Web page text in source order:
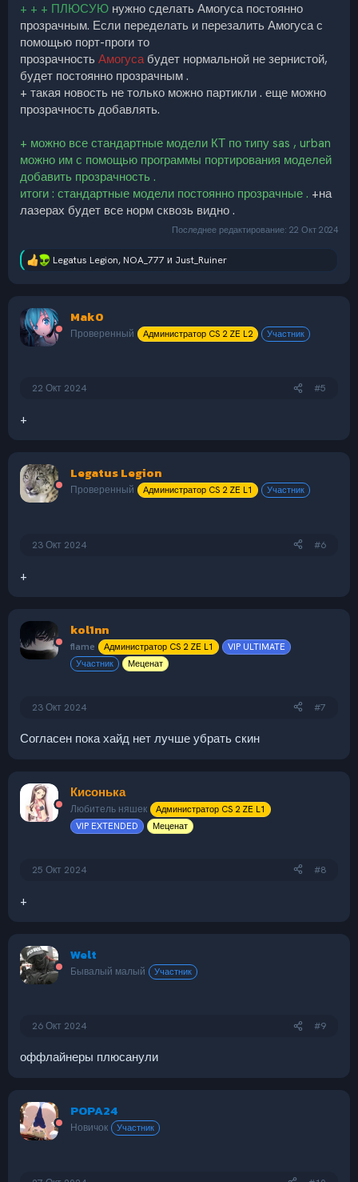
+ + + ПЛЮСУЮ нужно сделать Амогуса постоянно
прозрачным. Если переделать и перезалить Амогуса с
помощью порт-проги то
прозрачность Амогусабудет нормальной не зернистой,
будет постоянно прозрачным .
+ такая новость не только можно партикли . еще можно
прозрачность добавлять.
+ можно все стандартные модели КТ по типу sas , urban
можно им с помощью программы портирования моделей
добавить прозрачность .
итоги : стандартные модели постоянно прозрачные . +на
лазерах будет все норм сквозь видно .
Последнее редактирование: 22 Окт 2024
Р
ц
и
и
Legatus Legion, NOA_777 и Just_Ruiner
Mak0
Проверенный Администратор CS 2 ZE L2 Участник
22 Окт 2024 #5
+
Legatus Legion
Проверенный Администратор CS 2 ZE L1 Участник
23 Окт 2024 #6
+
kol1nn
flame Администратор CS 2 ZE L1
VIP ULTIMATE
Участник
Меценат
23 Окт 2024 #7
Согласен пока хайд нет лучше убрать скин
Кисонька
Любитель няшек
Администратор CS 2 ZE L1
VIP EXTENDED
Меценат
25 Окт 2024 #8
+
Welt
Бывалый малый Участник
26 Окт 2024 #9
оффлайнеры плюсанули
POPA24
Новичок Участник